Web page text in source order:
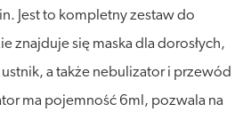
Jest to kompletny zestaw do
znajduje się maska dla dorosłych,
a także nebulizator i przewód
ma pojemność 6ml, pozwala na